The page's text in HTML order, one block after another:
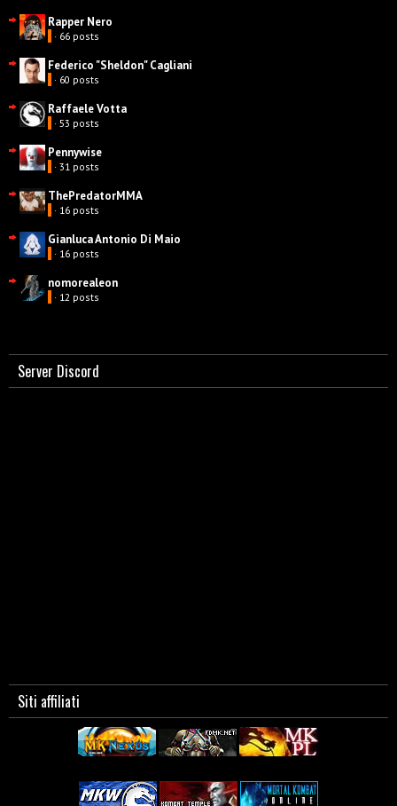
Rapper Nero
· 66 posts
Federico "Sheldon" Cagliani
· 60 posts
Raffaele Votta
· 53 posts
Pennywise
· 31 posts
ThePredatorMMA
· 16 posts
Gianluca Antonio Di Maio
· 16 posts
nomorealeon
· 12 posts
Server Discord
Siti affiliati